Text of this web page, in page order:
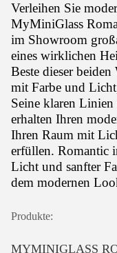
Verleihen Sie
MyMiniGlass
im Showroom
eines wirklichen
Beste dieser
mit Farbe und
Seine klaren
erhalten Ihren
Ihren Raum mit
erfüllen. Romantic
Licht und sanfter
dem modernen
Produkte:
MYMINIGLASS